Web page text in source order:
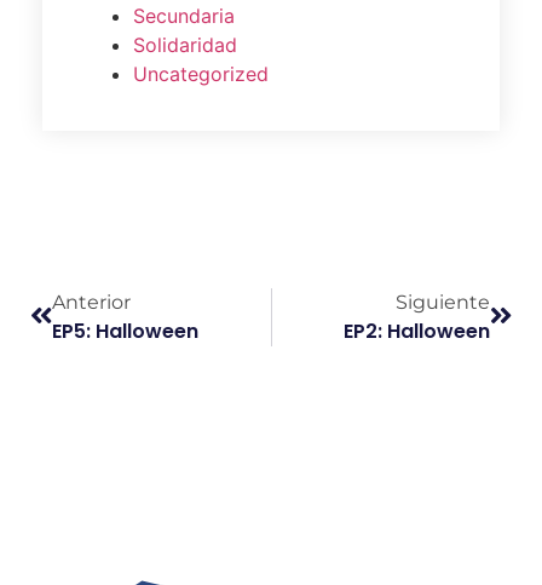
Secundaria
Solidaridad
Uncategorized
Anterior
EP5: Halloween
Siguiente
EP2: Halloween